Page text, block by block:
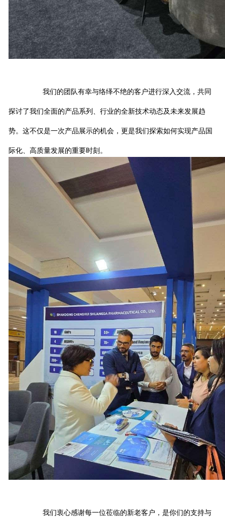
我们的团队有幸与络绎不绝的客户进行深入交流，共同
探讨了我们全面的产品系列、行业的全新技术动态及未来发展趋
势。这不仅是一次产品展示的机会，更是我们探索如何实现产品国
际化、高质量发展的重要时刻。
我们衷心感谢每一位莅临的新老客户，是你们的支持与